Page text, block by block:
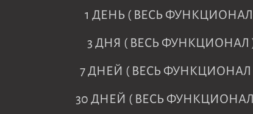
1 ДЕНЬ ( ВЕСЬ ФУНКЦИОНАЛ
3 ДНЯ ( ВЕСЬ ФУНКЦИОНАЛ
7 ДНЕЙ ( ВЕСЬ ФУНКЦИОНАЛ
30 ДНЕЙ ( ВЕСЬ